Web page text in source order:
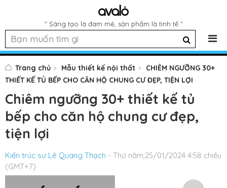
" Sáng tạo là đam mê, sản phẩm là tinh tế "
Trang chủ Mẫu thiết kế nội thất
CHIÊM NGƯỠNG 30+
THIẾT KẾ TỦ BẾP CHO CĂN HỘ CHUNG CƯ ĐẸP, TIỆN LỢI
Chiêm ngưỡng 30+ thiết kế tủ
bếp cho căn hộ chung cư đẹp,
tiện lợi
Kiến trúc sư Lê Quang Thạch - Thứ năm,25/01/2024 4:58 chiều
(GMT+7)